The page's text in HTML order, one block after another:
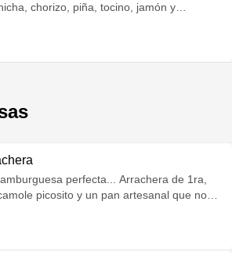
chorizo, piña, tocino, jamón y
perfecta... Arrachera de 1ra,
picosito y un pan artesanal que no